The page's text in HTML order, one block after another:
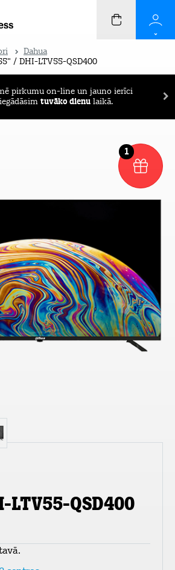
Dahua
/ DHI-LTV55-QSD400
pirkumu on-line un jauno ierīci
tuvāko dienu laikā.
1
LTV55-QSD400